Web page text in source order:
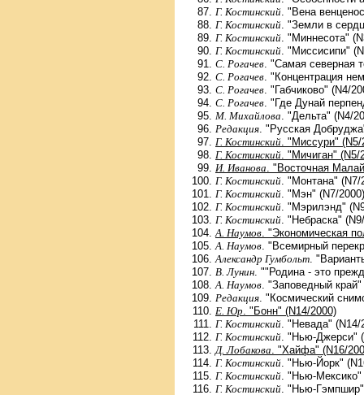
Г. Костинский . "Вена
Г. Костинский . "Земли в
Г. Костинский . "Миннесота"
Г. Костинский . "Миссисипи"
С. Рогачев . "Самая северная
С. Рогачев . "Концентрация
С. Рогачев . "Габчиково" (N4/
С. Рогачев . "Где Дунай
М. Михайлова . "Дельта" (N4/
Редакция . "Русская
Г. Костинский . "Миссури" (N5/
Г. Костинский . "Мичиган" (N5/
И. Иванова . "Восточная
Г. Костинский . "Монтана" (N7/
Г. Костинский . "Мэн" (N7/2000)
Г. Костинский . "Мэрилэнд"
Г. Костинский . "Небраска"
А. Наумов . "Экономическая
А. Наумов . "Всемирный
Александр Гумбольт .
В. Лунин . ""Родина - это
А. Наумов . "Заповедный
Редакция . "Космический
Е. Юр . "Бонн" (N14/2000)
Г. Костинский . "Невада" (N14/
Г. Костинский . "Нью-Джерси"
Д. Лобакова . "Хайфа" (N16/
Г. Костинский . "Нью-Йорк"
Г. Костинский . "Нью-
Г. Костинский . "Нью-